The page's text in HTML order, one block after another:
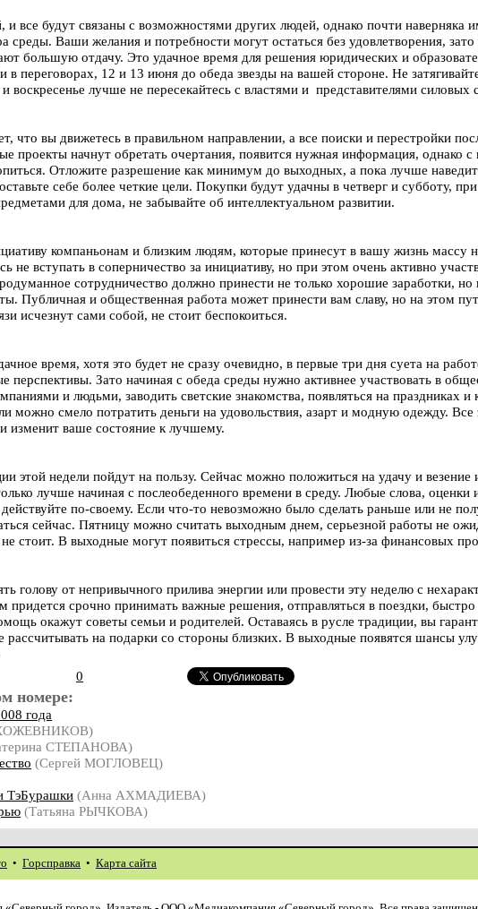
и все будут связаны с возможностями других людей, однако почти наверняка
среды. Ваши желания и потребности могут остаться без удовлетворения, зато
большую отдачу. Это удачное время для решения юридических и
в переговорах, 12 и 13 июня до обеда звезды на вашей стороне. Не
воскресенье лучше не пересекайтесь с властями и представителями силовых
что вы движетесь в правильном направлении, а все поиски и перестройки
проекты начнут обретать очертания, появится нужная информация, однако
Отложите разрешение как минимум до выходных, а пока лучше
себе более четкие цели. Покупки будут удачны в четверг и субботу,
для дома, не забывайте об интеллектуальном развитии.
компаньонам и близким людям, которые принесут в вашу жизнь массу
не вступать в соперничество за инициативу, но при этом очень активно
сотрудничество должно принести не только хорошие заработки, но
Публичная и общественная работа может принести вам славу, но на этом
исчезнут сами собой, не стоит беспокоиться.
время, хотя это будет не сразу очевидно, в первые три дня суета на
перспективы. Зато начиная с обеда среды нужно активнее участвовать в
и людьми, заводить светские знакомства, появляться на праздниках и
можно смело потратить деньги на удовольствия, азарт и модную одежду.
изменит ваше состояние к лучшему.
этой недели пойдут на пользу. Сейчас можно положиться на удачу и везение
лучше начиная с послеобеденного времени в среду. Любые слова,
по-своему. Если что-то невозможно было сделать раньше или не
сейчас. Пятницу можно считать выходным днем, серьезной работы не
не стоит. В выходные могут появиться стрессы, например из-за финансовых
голову от непривычного прилива энергии или провести эту неделю с
срочно принимать важные решения, отправляться в поездки, быстро
окажут советы семьи и родителей. Оставаясь в русле традиции, вы
на подарки со стороны близких. В выходные появятся шансы
0
номере:
года
СТЕПАНОВА)
(Сергей МОГЛОВЕЦ)
ТэБурашки (Анна АХМАДИЕВА)
(Татьяна РЫЧКОВА)
• Горсправка • Карта сайта